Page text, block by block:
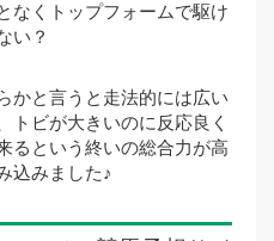
なくトップフォームで駆け
い？
かと言うと走法的には広い
トビが大きいのに反応良く
るという終いの総合力が高
込みました♪